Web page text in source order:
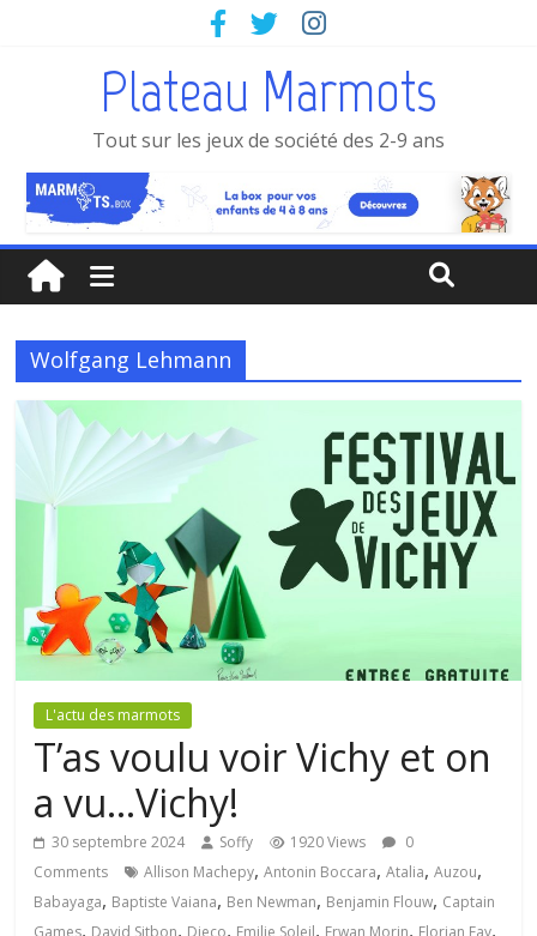
Plateau Marmots
Tout sur les jeux de société des 2-9 ans
Wolfgang Lehmann
L'actu des marmots
T’as voulu voir Vichy et on
a vu…Vichy!
30 septembre 2024 Soffy 1920 Views
0
Comments
Allison Machepy,Antonin Boccara,Atalia,Auzou,
Babayaga, Baptiste Vaiana, Ben Newman, Benjamin Flouw, Captain
, , , , , ,